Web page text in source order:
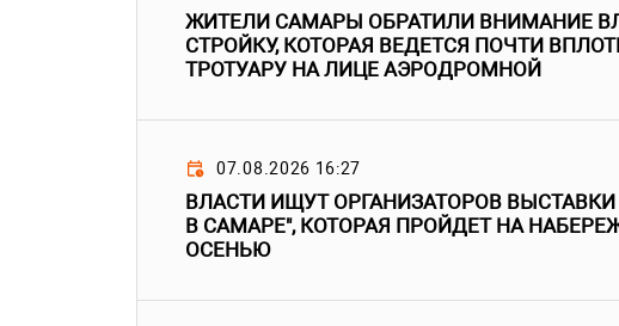
ЖИТЕЛИ САМАРЫ ОБРАТИЛИ ВНИМАНИЕ
СТРОЙКУ, КОТОРАЯ ВЕДЕТСЯ ПОЧТИ
ТРОТУАРУ НА ЛИЦЕ АЭРОДРОМНОЙ
07.08.2026 16:27
ВЛАСТИ ИЩУТ ОРГАНИЗАТОРОВ
В САМАРЕ", КОТОРАЯ ПРОЙДЕТ НА
ОСЕНЬЮ